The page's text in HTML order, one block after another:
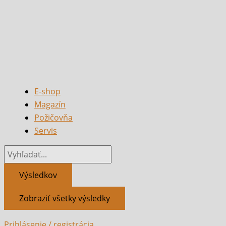
E-shop
Magazín
Požičovňa
Servis
Výsledkov
Zobraziť všetky výsledky